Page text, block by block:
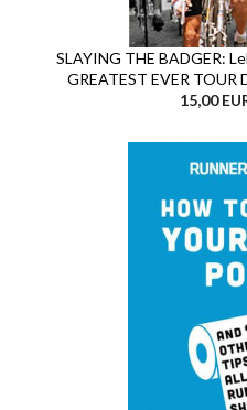
SLAYING THE BADGER:
GREATEST EVER TOUR
15,00